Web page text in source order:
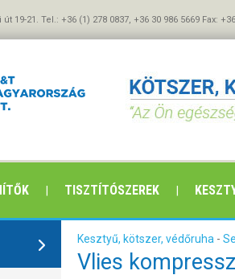
19-21. Tel.: +36 (1) 278 0837, +36 30 986 5669 Fax:
TISZTÍTÓSZEREK
Kesztyű, kötszer, védőruha -
Vlies